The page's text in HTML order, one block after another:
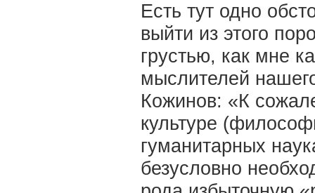
Есть тут одно
выйти из этого
грустью, как мне
мыслителей
Кожинов: «К
культуре
гуманитарных
безусловно